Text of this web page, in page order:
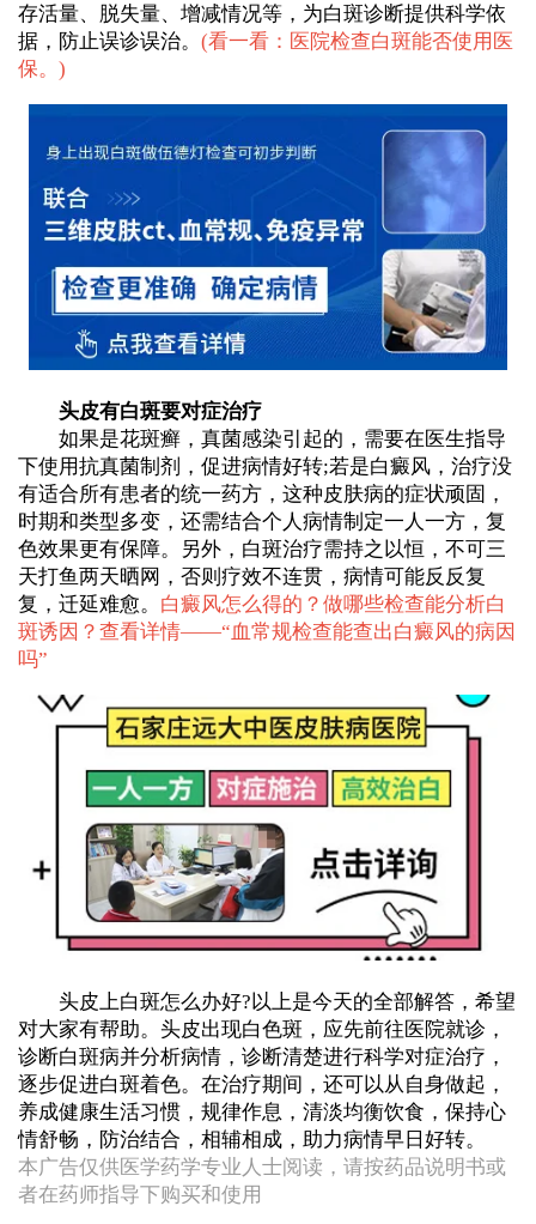
存活量、脱失量、增减情况等，为白斑诊断提供科学依
据，防止误诊误治。 (看一看：医院检查白斑能否使用医
保。 )
头皮有白斑要对症治疗
如果是花斑癣，真菌感染引起的，需要在医生指导
下使用抗真菌制剂，促进病情好转;若是白癜风，治疗没
有适合所有患者的统一药方，这种皮肤病的症状顽固，
时期和类型多变，还需结合个人病情制定一人一方，复
色效果更有保障。另外，白斑治疗需持之以恒，不可三
天打鱼两天晒网，否则疗效不连贯，病情可能反反复
复，迁延难愈。 白癜风怎么得的？做哪些检查能分析白
斑诱因？查看详情——“血常规检查能查出白癜风的病因
吗”
头皮上白斑怎么办好?以上是今天的全部解答，希望
对大家有帮助。头皮出现白色斑，应先前往医院就诊，
诊断白斑病并分析病情，诊断清楚进行科学对症治疗，
逐步促进白斑着色。在治疗期间，还可以从自身做起，
养成健康生活习惯，规律作息，清淡均衡饮食，保持心
情舒畅，防治结合，相辅相成，助力病情早日好转。
本广告仅供医学药学专业人士阅读，请按药品说明书或
者在药师指导下购买和使用